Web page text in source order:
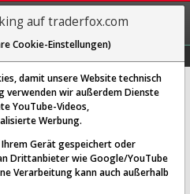
REGIS-
TRIEREN
Electronics SE
| ISIN DE0006450000]
-0,65 %
08.08.2026 05:58 Uhr
auf traderfox.com
Cookie-Einstellungen)
damit unsere Website technisch
verwenden wir außerdem Dienste
YouTube-Videos,
Werbung.
Gerät gespeichert oder
Drittanbieter wie Google/YouTube
Verarbeitung kann auch außerhalb